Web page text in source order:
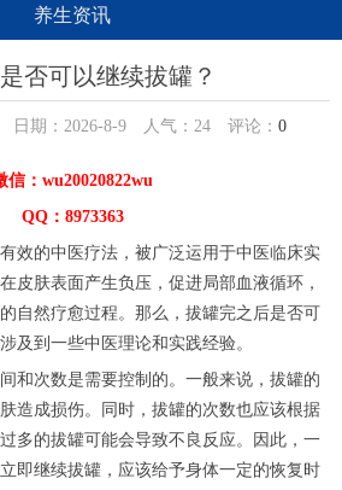
养生资讯
否可以继续拔罐？
期：2026-8-9 人气： 24 评论： 0
信：wu20020822wu
QQ：8973363
效的中医疗法，被广泛运用于中医临床实
皮肤表面产生负压，促进局部血液循环，
自然疗愈过程。那么，拔罐完之后是否可
及到一些中医理论和实践经验。
和次数是需要控制的。一般来说，拔罐的
造成损伤。同时，拔罐的次数也应该根据
多的拔罐可能会导致不良反应。因此，一
即继续拔罐，应该给予身体一定的恢复时